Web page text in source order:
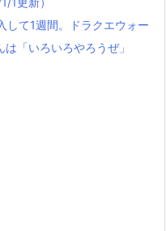
して1週間。ドラクエウォー
「いろいろやろうぜ」